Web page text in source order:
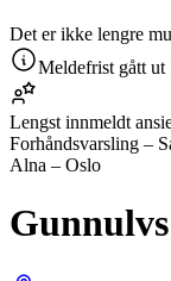
Det er ikke lengre
Meldefrist gått ut
Lengst innmeldt
Forhåndsvarsling –
Alna – Oslo